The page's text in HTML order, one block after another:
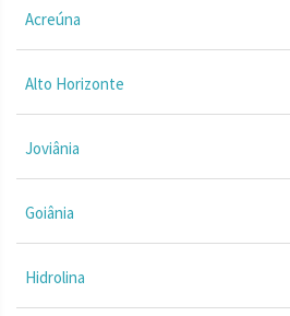
Acreúna
Alto Horizonte
Joviânia
Goiânia
Hidrolina